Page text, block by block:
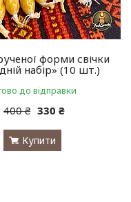
форми свічки
набір» (10 шт.)
до відправки
400 ₴ 330 ₴
Купити